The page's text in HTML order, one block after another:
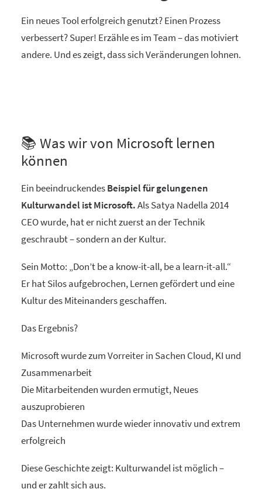
Ein neues Tool erfolgreich genutzt? Einen Prozess
verbessert? Super! Erzähle es im Team – das motiviert
andere. Und es zeigt, dass sich Veränderungen lohnen.
📚 Was wir von Microsoft lernen
können
Ein beeindruckendesBeispiel für gelungenen
Kulturwandel ist Microsoft.Als Satya Nadella 2014
CEO wurde, hat er nicht zuerst an der Technik
geschraubt – sondern an der Kultur.
Sein Motto: „Don’t be a know-it-all, be a learn-it-all.“
Er hat Silos aufgebrochen, Lernen gefördert und eine
Kultur des Miteinanders geschaffen.
Das Ergebnis?
Microsoft wurde zum Vorreiter in Sachen Cloud, KI und
Zusammenarbeit
Die Mitarbeitenden wurden ermutigt, Neues
auszuprobieren
Das Unternehmen wurde wieder innovativ und extrem
erfolgreich
Diese Geschichte zeigt: Kulturwandel ist möglich –
und er zahlt sich aus.